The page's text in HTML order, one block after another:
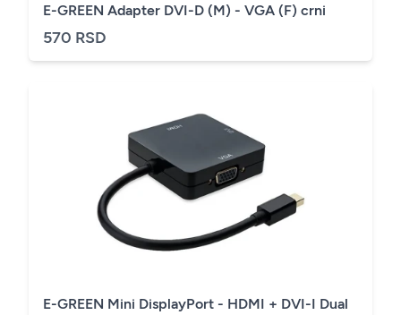
E-GREEN Adapter DVI-D (M) - VGA (F) crni
570 RSD
E-GREEN Mini DisplayPort - HDMI + DVI-I Dual